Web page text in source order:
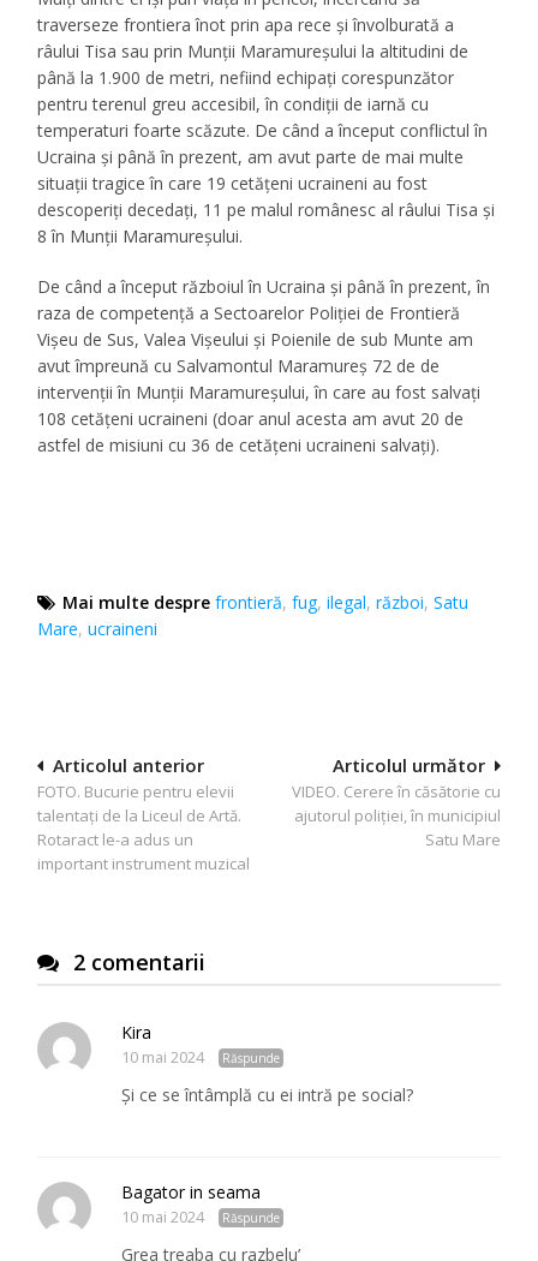
traverseze frontiera înot prin apa rece și învolburată a
râului Tisa sau prin Munții Maramureșului la altitudini de
până la 1.900 de metri, nefiind echipați corespunzător
pentru terenul greu accesibil, în condiții de iarnă cu
temperaturi foarte scăzute. De când a început conflictul în
Ucraina și până în prezent, am avut parte de mai multe
situații tragice în care 19 cetățeni ucraineni au fost
descoperiți decedați, 11 pe malul românesc al râului Tisa și
8 în Munții Maramureșului.
De când a început războiul în Ucraina și până în prezent, în
raza de competență a Sectoarelor Poliției de Frontieră
Vișeu de Sus, Valea Vișeului și Poienile de sub Munte am
avut împreună cu Salvamontul Maramureș 72 de de
intervenții în Munții Maramureșului, în care au fost salvați
108 cetățeni ucraineni (doar anul acesta am avut 20 de
astfel de misiuni cu 36 de cetățeni ucraineni salvați).
Mai multe despre frontieră,fug,ilegal,război,Satu
Mare,ucraineni
Navigare
în
articole
Articolul următor
VIDEO. Cerere în căsătorie cu
ajutorul poliției, în municipiul
Satu Mare
Articolul anterior
FOTO. Bucurie pentru elevii
talentați de la Liceul de Artă.
Rotaract le-a adus un
important instrument muzical
2 comentarii
Kira
10 mai 2024 Răspunde
Și ce se întâmplă cu ei intră pe social?
Bagator in seama
10 mai 2024 Răspunde
Grea treaba cu razbelu’